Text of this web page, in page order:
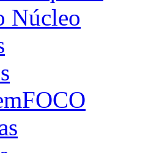
Núcleo